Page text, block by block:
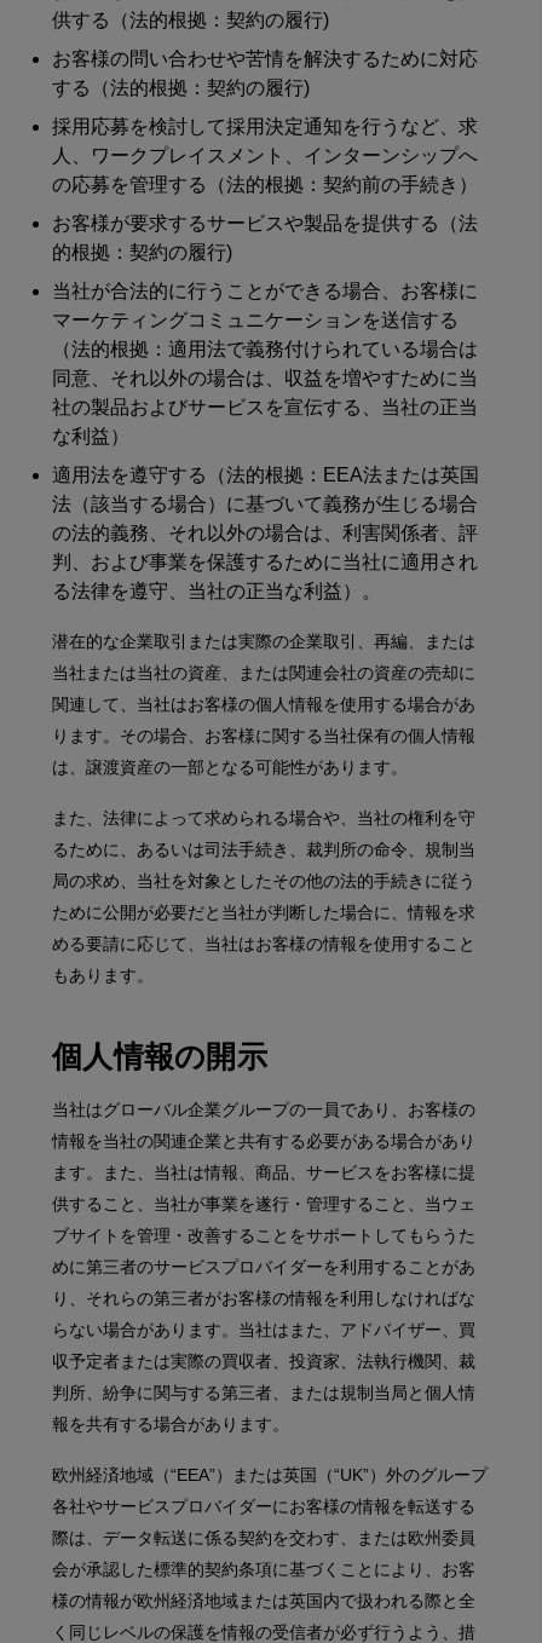
供する（法的根拠：契約の履行)
お客様の問い合わせや苦情を解決するために対応
する（法的根拠：契約の履行)
採用応募を検討して採用決定通知を行うなど、求
人、ワークプレイスメント、インターンシップへ
の応募を管理する（法的根拠：契約前の手続き）
お客様が要求するサービスや製品を提供する（法
的根拠：契約の履行)
当社が合法的に行うことができる場合、お客様に
マーケティングコミュニケーションを送信する
（法的根拠：適用法で義務付けられている場合は
同意、それ以外の場合は、収益を増やすために当
社の製品およびサービスを宣伝する、当社の正当
な利益）
適用法を遵守する（法的根拠：EEA法または英国
法（該当する場合）に基づいて義務が生じる場合
の法的義務、それ以外の場合は、利害関係者、評
判、および事業を保護するために当社に適用され
る法律を遵守、当社の正当な利益）。
潜在的な企業取引または実際の企業取引、再編、または
当社または当社の資産、または関連会社の資産の売却に
関連して、当社はお客様の個人情報を使用する場合があ
ります。その場合、お客様に関する当社保有の個人情報
は、譲渡資産の一部となる可能性があります。
また、法律によって求められる場合や、当社の権利を守
るために、あるいは司法手続き、裁判所の命令、規制当
局の求め、当社を対象としたその他の法的手続きに従う
ために公開が必要だと当社が判断した場合に、情報を求
める要請に応じて、当社はお客様の情報を使用すること
もあります。
個人情報の開示
当社はグローバル企業グループの一員であり、お客様の
情報を当社の関連企業と共有する必要がある場合があり
ます。また、当社は情報、商品、サービスをお客様に提
供すること、当社が事業を遂行・管理すること、当ウェ
ブサイトを管理・改善することをサポートしてもらうた
めに第三者のサービスプロバイダーを利用することがあ
り、それらの第三者がお客様の情報を利用しなければな
らない場合があります。当社はまた、アドバイザー、買
収予定者または実際の買収者、投資家、法執行機関、裁
判所、紛争に関与する第三者、または規制当局と個人情
報を共有する場合があります。
欧州経済地域（“EEA”）または英国（“UK”）外のグループ
各社やサービスプロバイダーにお客様の情報を転送する
際は、データ転送に係る契約を交わす、または欧州委員
会が承認した標準的契約条項に基づくことにより、お客
様の情報が欧州経済地域または英国内で扱われる際と全
く同じレベルの保護を情報の受信者が必ず行うよう、措